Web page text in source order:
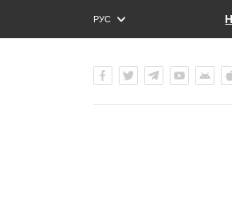
РУС
ENG